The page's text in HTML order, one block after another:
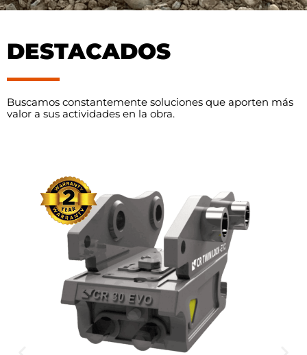
DESTACADOS
Buscamos constantemente soluciones que aporten más
valor a sus actividades en la obra.